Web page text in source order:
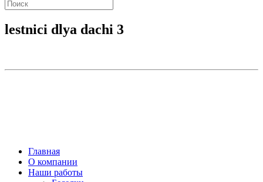
lestnici dlya dachi 3
Главная
О компании
Наши работы